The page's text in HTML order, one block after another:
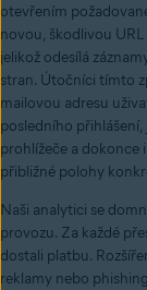
otevřením
novou, škodlivou
jelikož odesílá
stran. Útočníci tímto
mailovou adresu
posledního
prohlížeče a dokonce
přibližné polohy
Naši analytici se
provozu. Za každé
dostali platbu.
reklamy nebo